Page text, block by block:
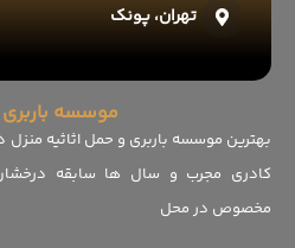
تهران، پونک
موسسه باربری
بهترین موسسه باربری و حمل اثاثیه منزل در
کادری مجرب و سال ها سابقه درخشان
مخصوص در محل